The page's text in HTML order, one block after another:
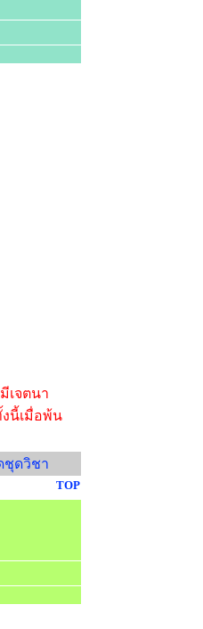
เจตนา
นี้เมื่อพ้น
ชุดวิชา
TOP